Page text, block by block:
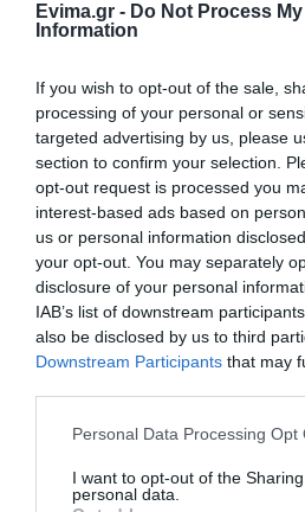
Evima.gr - Do Not Process
Information
If you wish to opt-out of the sale,
processing of your personal or
targeted advertising by us, please
section to confirm your selection.
opt-out request is processed you
interest-based ads based on
us or personal information
your opt-out. You may separately
disclosure of your personal
IAB’s list of downstream
also be disclosed by us to third
Downstream Participants that may
Please note that this website/app
not limited to your visit or usage
grant or deny consent to Google
Personal Data Processing Opt
I want to opt-out of the
personal data.
Η Κύμη στο επίκεντρο της
07.08.2026 | 10:45
Τι είναι οι γανωματήδες και
έφτασαν σε αυτό το χωριό της
Εύβοιας;
07.08.2026 | 10:30
Συγκλονίζει μαρτυρία
στην Εύβοια: Ετσι σώθηκε το
Προκόπι από τη μεγάλη φωτιά
(vid)
Είσαι διακοπές στην Εύβοια
θες γεύσεις στα κάρβουνα;
στο «Παλιό Πιθάρι»!
07.08.2026 | 10:00Όλες οι τελευταίες